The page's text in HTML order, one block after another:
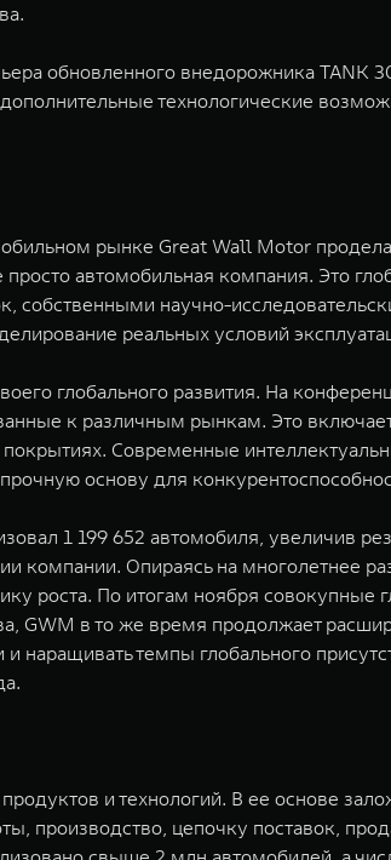
обновленного внедорожника
технологические
рынке Great Wall Motor
автомобильная компания. Это
собственными научно-
реальных условий
глобального развития. На
к различным рынкам. Это
Современные
основу для
1 199 652 автомобиля, увеличив
компании. Опираясь на многолетнее
роста. По итогам ноября
GWM в то же время продолжает
наращивать темпы глобального
продуктов и технологий. В ее основе
производство, цепочку поставок,